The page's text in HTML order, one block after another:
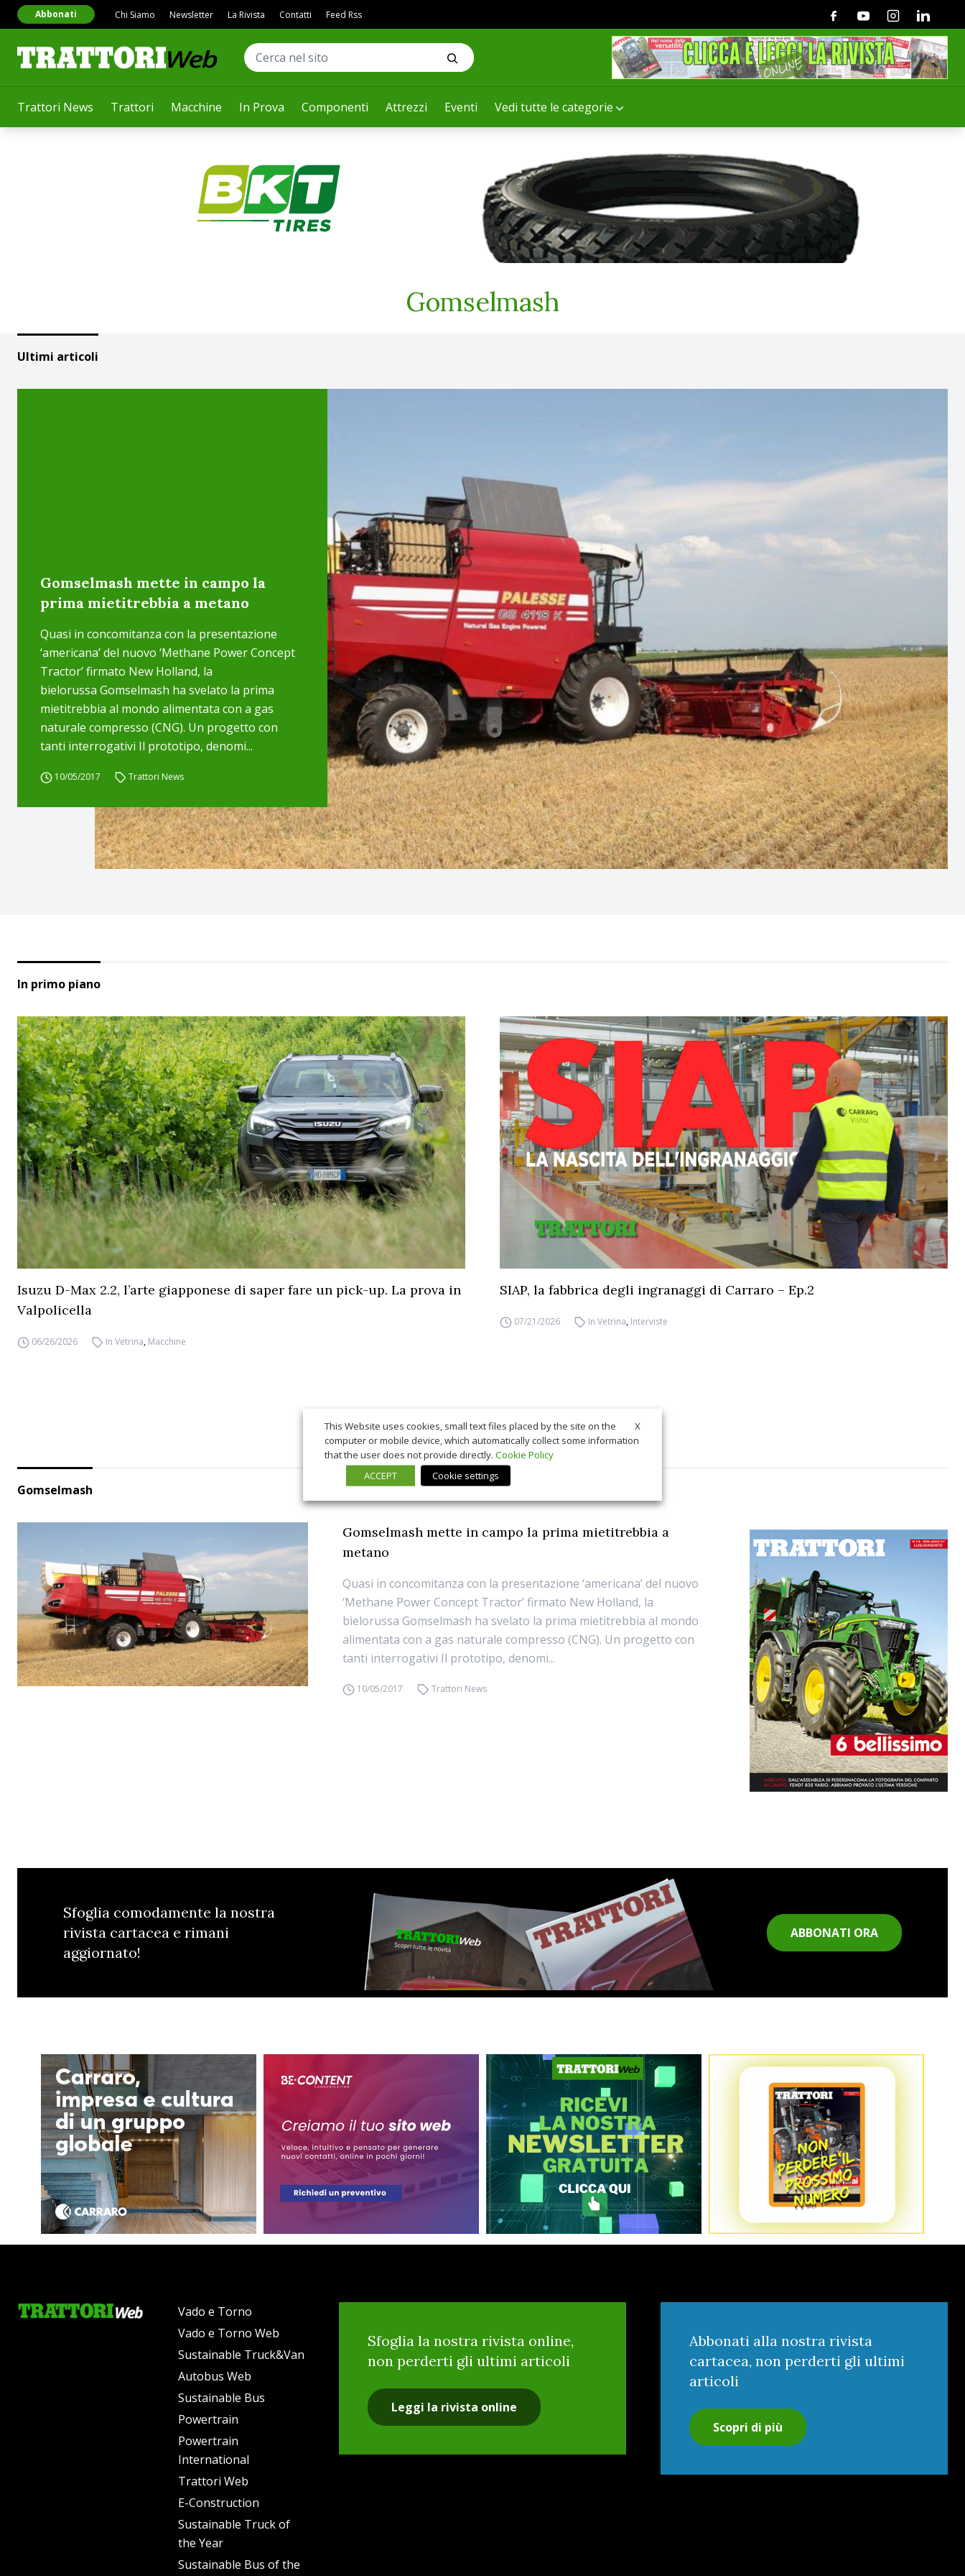
Trattori News Trattori Macchine In Prova Componenti Attrezzi Eventi Vedi tutte le categorie
Abbonati Chi Siamo Newsletter La Rivista Contatti Feed Rss FacebookYoutubeInstagramLinkedin
Gomselmash
Ultimi articoli
Gomselmash mette in campo la
prima mietitrebbia a metano
Quasi in concomitanza con la presentazione
‘americana’ del nuovo ‘Methane Power Concept
Tractor’ firmato New Holland, la
bielorussa Gomselmash ha svelato la prima
mietitrebbia al mondo alimentata con a gas
naturale compresso (CNG). Un progetto con
tanti interrogativi Il prototipo, denomi...
10/05/2017 Trattori News
In primo piano
Isuzu D-Max 2.2, l’arte giapponese di saper fare un pick-up. La prova in
Valpolicella
06/26/2026 In Vetrina, Macchine
SIAP, la fabbrica degli ingranaggi di Carraro – Ep.2
07/21/2026 In Vetrina, Interviste
Gomselmash
Gomselmash mette in campo la prima mietitrebbia a
metano
Quasi in concomitanza con la presentazione ‘americana’ del nuovo
‘Methane Power Concept Tractor’ firmato New Holland, la
bielorussa Gomselmash ha svelato la prima mietitrebbia al mondo
alimentata con a gas naturale compresso (CNG). Un progetto con
tanti interrogativi Il prototipo, denomi...
10/05/2017 Trattori News
Sfoglia comodamente la nostra
rivista cartacea e rimani
aggiornato!
ABBONATI ORA
Vado e Torno
Vado e Torno Web
Sustainable Truck&Van
Autobus Web
Sustainable Bus
Powertrain
Powertrain
International
Trattori Web
E-Construction
Sustainable Truck of
the Year
Sustainable Bus of the
Sfoglia la nostra rivista online,
non perderti gli ultimi articoli
Leggi la rivista online
Abbonati alla nostra rivista
cartacea, non perderti gli ultimi
articoli
Scopri di più
X
This Website uses cookies, small text files placed by the site on the
computer or mobile device, which automatically collect some information
that the user does not provide directly. Cookie Policy
ACCEPT
Cookie settings